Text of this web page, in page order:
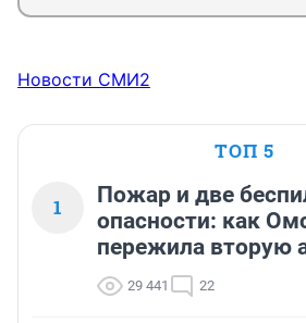
Новости СМИ2
ТОП 5
1
Пожар и две
опасности: как
пережила вторую
29 441 22